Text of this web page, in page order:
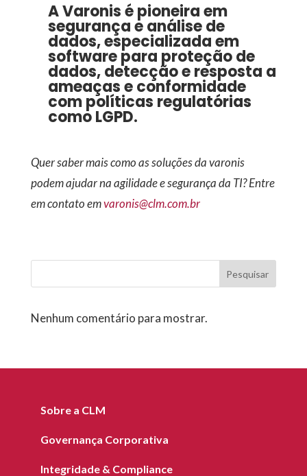
A Varonis é pioneira em
segurança e análise de
dados, especializada em
software para proteção de
dados, detecção e resposta a
ameaças e conformidade
com políticas regulatórias
como LGPD.
Quer saber mais como as soluções da varonis
podem ajudar na agilidade e segurança da TI? Entre
em contato emvaronis@clm.com.br
Pesquisar
Nenhum comentário para mostrar.
Sobre a CLM
Governança Corporativa
Integridade & Compliance